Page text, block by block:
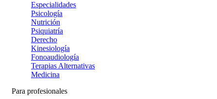
Especialidades
Psicología
Nutrición
Psiquiatría
Derecho
Kinesiología
Fonoaudiología
Terapias Alternativas
Medicina
Para profesionales